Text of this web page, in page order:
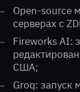
Open-source
серверах с
Fireworks AI:
США;
Groq: запуск